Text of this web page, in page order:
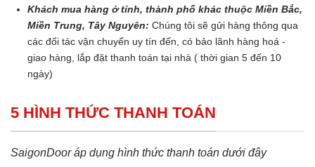
Khách mua hàng ở tỉnh, thành phố khác thuộc Miền Bắc,
Miền Trung, Tây Nguyên: Chúng tôi sẽ gửi hàng thông qua
các đối tác vận chuyển uy tín đến, có bảo lãnh hàng hoá -
giao hàng, lắp đặt thanh toán tại nhà ( thời gian 5 đến 10
ngày)
5 HÌNH THỨC THANH TOÁN
SaigonDoor áp dụng hình thức thanh toán dưới đây